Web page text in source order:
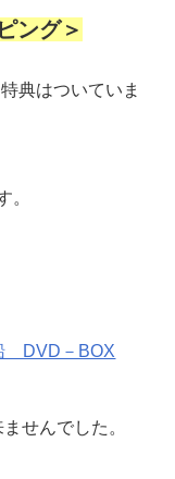
ング＞
典はついていま
。
DVD－BOX
せんでした。